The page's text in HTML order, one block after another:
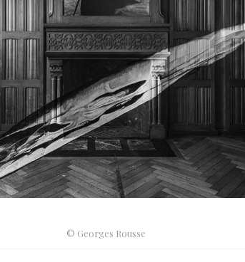
© Georges Rousse